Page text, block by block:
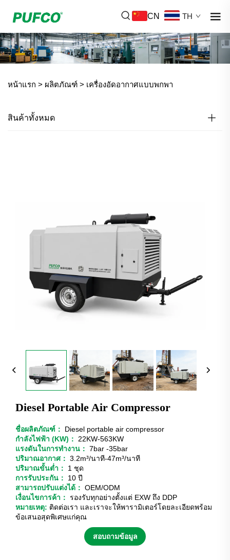
CN TH
หน้าแรก > ผลิตภัณฑ์ > เครื่องอัดอากาศแบบพกพา
สินค้าทั้งหมด
Diesel Portable Air Compressor
ชื่อผลิตภัณฑ์： Diesel portable air compressor
กำลังไฟฟ้า (KW)： 22KW-563KW
แรงดันในการทำงาน： 7bar -35bar
ปริมาณอากาศ： 3.2m³/นาที-47m³/นาที
ปริมาณขั้นต่ำ： 1 ชุด
การรับประกัน： 10 ปี
สามารถปรับแต่งได้： OEM/ODM
เงื่อนไขการค้า： รองรับทุกอย่างตั้งแต่ EXW ถึง DDP
หมายเหตุ: ติดต่อเรา และเราจะให้พารามิเตอร์โดยละเอียดพร้อม
ข้อเสนอสุดพิเศษแก่คุณ
สอบถามข้อมูล